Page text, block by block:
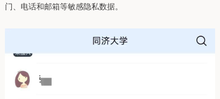
门、电话和邮箱等敏感隐私数据。